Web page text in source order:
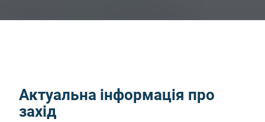
Актуальна інформація про
захід